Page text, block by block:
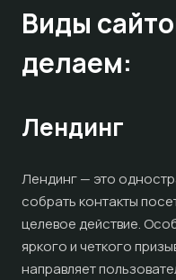
Виды
делаем:
Лендинг
Лендинг — это
собрать контакты
целевое действие.
яркого и четкого
направляет